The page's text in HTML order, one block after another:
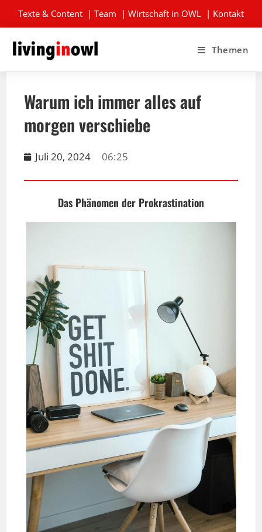
Texte & Content | Team | Wirtschaft in OWL | Kontakt
Themen
Warum ich immer alles auf
morgen verschiebe
Juli 20, 2024 06:25
Das Phänomen der Prokrastination